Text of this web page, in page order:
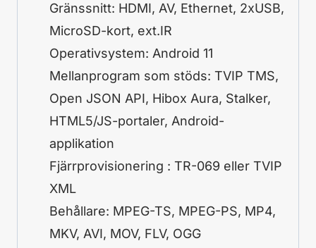
Gränssnitt: HDMI, AV, Ethernet, 2xUSB,
MicroSD-kort, ext.IR
Operativsystem: Android 11
Mellanprogram som stöds: TVIP TMS,
Open JSON API, Hibox Aura, Stalker,
HTML5/JS-portaler, Android-
applikation
Fjärrprovisionering : TR-069 eller TVIP
XML
Behållare: MPEG-TS, MPEG-PS, MP4,
MKV, AVI, MOV, FLV, OGG